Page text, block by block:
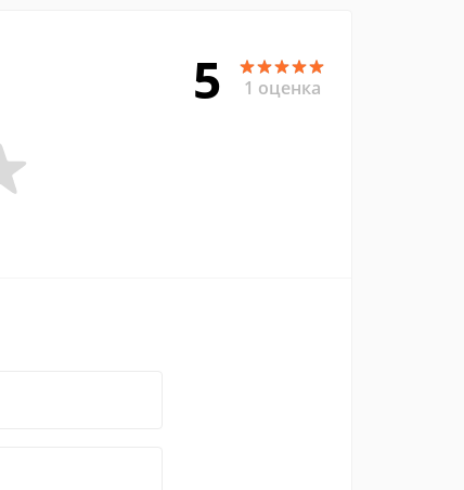
5 1 оценка